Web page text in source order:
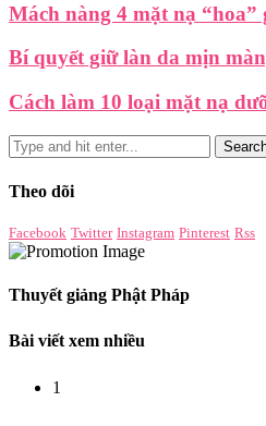
Mách nàng 4 mặt nạ “hoa”
Bí quyết giữ làn da mịn
Cách làm 10 loại mặt nạ
Theo dõi
Facebook Twitter Instagram Pinterest Rss
Thuyết giảng Phật Pháp
Bài viết xem nhiều
1